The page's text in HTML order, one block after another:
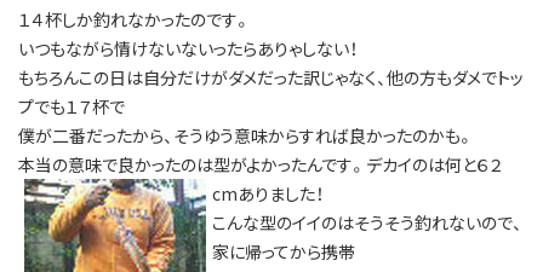
１４杯しか釣れなかったのです。
いつもながら情けないないったらありゃしない！
もちろんこの日は自分だけがダメだった訳じゃなく、他の方もダメでトッ
プでも１７杯で
僕が二番だったから、そうゆう意味からすれば良かったのかも。
本当の意味で良かったのは型がよかったんです。デカイのは何と６２
cmありました！
こんな型のイイのはそうそう釣れないので、
家に帰ってから携帯